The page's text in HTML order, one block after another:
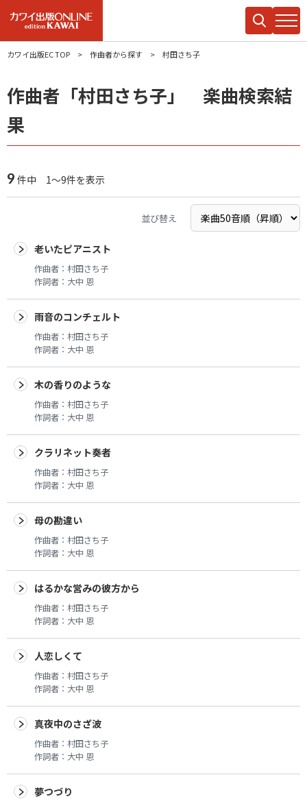
カワイ出版EC TOP 作曲者から探す 村田さち子
作曲者「村田さち子」 楽曲検索結
果
9 件中 1～9件を表示
並び替え
老いたピアニスト
作曲者： 村田さち子
作詞者： 大中 恩
雨音のコンチェルト
作曲者： 村田さち子
作詞者： 大中 恩
木の香りのような
作曲者： 村田さち子
作詞者： 大中 恩
クラリネット奏者
作曲者： 村田さち子
作詞者： 大中 恩
母の勘違い
作曲者： 村田さち子
作詞者： 大中 恩
はるかな営みの彼方から
作曲者： 村田さち子
作詞者： 大中 恩
人恋しくて
作曲者： 村田さち子
作詞者： 大中 恩
真夜中のさざ波
作曲者： 村田さち子
作詞者： 大中 恩
夢つづり